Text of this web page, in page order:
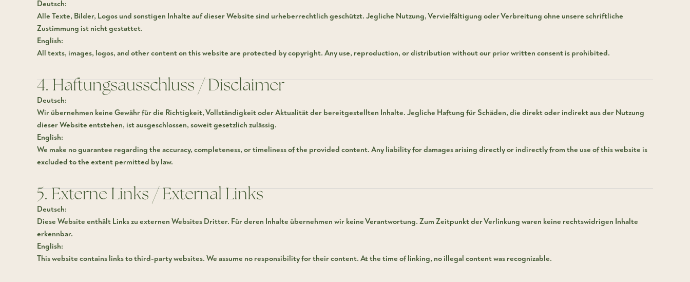
Deutsch:
Alle Texte, Bilder, Logos und sonstigen Inhalte auf dieser Website sind urheberrechtlich geschützt. Jegliche Nutzung, Vervielfältigung oder Verbreitung ohne unsere schriftliche
Zustimmung ist nicht gestattet.
English:
All texts, images, logos, and other content on this website are protected by copyright. Any use, reproduction, or distribution without our prior written consent is prohibited.
4. Haftungsausschluss / Disclaimer
Deutsch:
Wir übernehmen keine Gewähr für die Richtigkeit, Vollständigkeit oder Aktualität der bereitgestellten Inhalte. Jegliche Haftung für Schäden, die direkt oder indirekt aus der Nutzung
dieser Website entstehen, ist ausgeschlossen, soweit gesetzlich zulässig.
English:
We make no guarantee regarding the accuracy, completeness, or timeliness of the provided content. Any liability for damages arising directly or indirectly from the use of this website is
excluded to the extent permitted by law.
5. Externe Links / External Links
Deutsch:
Diese Website enthält Links zu externen Websites Dritter. Für deren Inhalte übernehmen wir keine Verantwortung. Zum Zeitpunkt der Verlinkung waren keine rechtswidrigen Inhalte
erkennbar.
English:
This website contains links to third-party websites. We assume no responsibility for their content. At the time of linking, no illegal content was recognizable.